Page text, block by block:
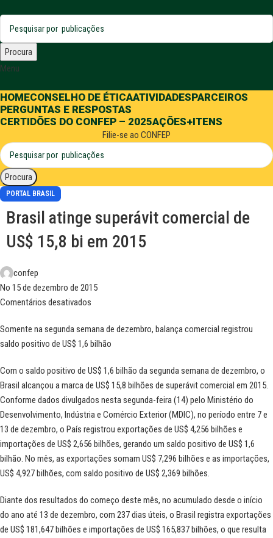
Procura
Menu
HOMECONSELHO DE ÉTICAATIVIDADESPARCEIROS
PERGUNTAS E RESPOSTAS
CERTIDÕES DO CONFEP – 2025AÇÕES+ITENS
Filie-se ao CONFEP
Procura
PORTAL BRASIL
Brasil atinge superávit comercial de
US$ 15,8 bi em 2015
confep
No 15 de dezembro de 2015
Comentários desativados
Somente na segunda semana de dezembro, balança comercial registrou
saldo positivo de US$ 1,6 bilhão
Com o saldo positivo de US$ 1,6 bilhão da segunda semana de dezembro, o
Brasil alcançou a marca de US$ 15,8 bilhões de superávit comercial em 2015.
Conforme dados divulgados nesta segunda-feira (14) pelo Ministério do
Desenvolvimento, Indústria e Comércio Exterior (MDIC), no período entre 7 e
13 de dezembro, o País registrou exportações de US$ 4,256 bilhões e
importações de US$ 2,656 bilhões, gerando um saldo positivo de US$ 1,6
bilhão. No mês, as exportações somam US$ 7,296 bilhões e as importações,
US$ 4,927 bilhões, com saldo positivo de US$ 2,369 bilhões.
Diante dos resultados do começo deste mês, no acumulado desde o início
do ano até 13 de dezembro, com 237 dias úteis, o Brasil registra exportações
de US$ 181,647 bilhões e importações de US$ 165,837 bilhões, o que resulta